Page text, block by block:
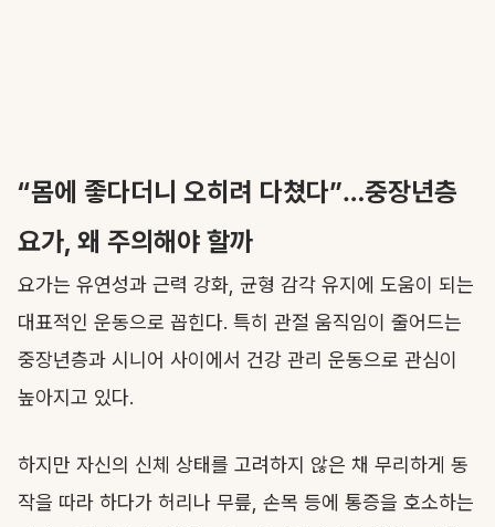
“몸에 좋다더니 오히려 다쳤다”…중장년층
요가, 왜 주의해야 할까
요가는 유연성과 근력 강화, 균형 감각 유지에 도움이 되는
대표적인 운동으로 꼽힌다. 특히 관절 움직임이 줄어드는
중장년층과 시니어 사이에서 건강 관리 운동으로 관심이
높아지고 있다.
하지만 자신의 신체 상태를 고려하지 않은 채 무리하게 동
작을 따라 하다가 허리나 무릎, 손목 등에 통증을 호소하는